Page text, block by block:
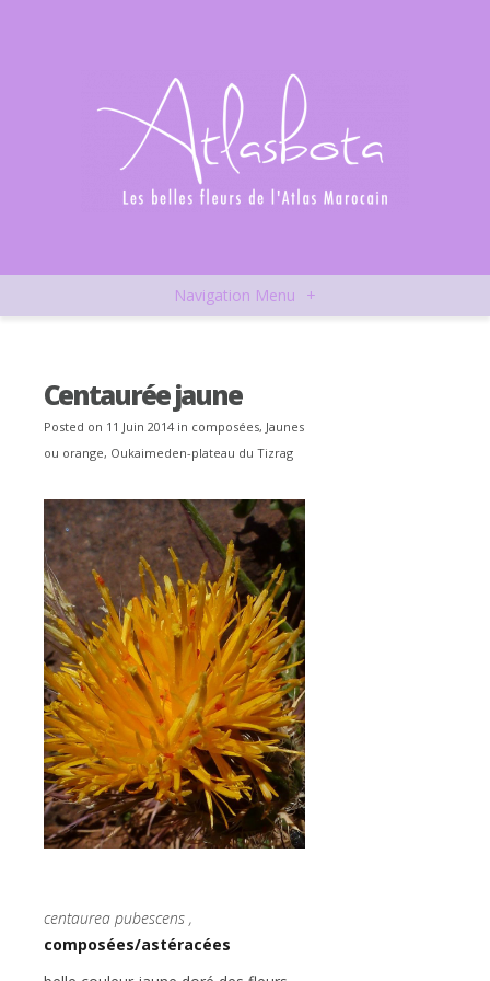
Navigation Menu +
Centaurée jaune
Posted on 11 Juin 2014 in composées, Jaunes
ou orange, Oukaimeden-plateau du Tizrag
centaurea pubescens ,
composées/astéracées